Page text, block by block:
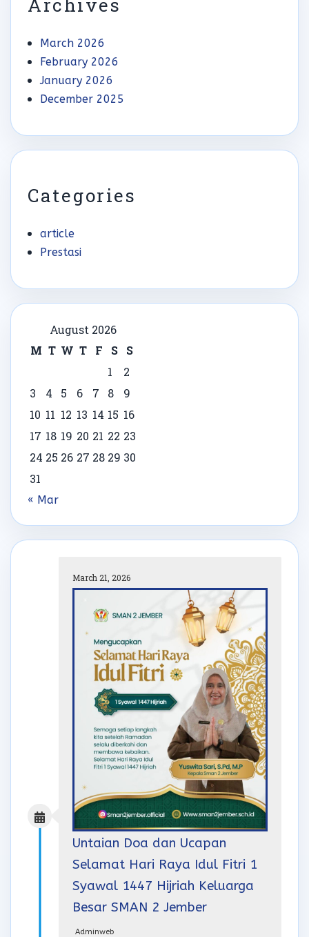
March 2026
February 2026
January 2026
December 2025
Categories
article
Prestasi
August 2026
M T W T F S
S
1
2
3
4 5 6 7 8
9
10 11 12 13 14 15 16
17 18 19 20 21 22 23
24 25 26 27 28 29 30
31
« Mar
March 21, 2026
Untaian Doa dan Ucapan
Selamat Hari Raya Idul Fitri 1
Syawal 1447 Hijriah Keluarga
Besar SMAN 2 Jember
Adminweb